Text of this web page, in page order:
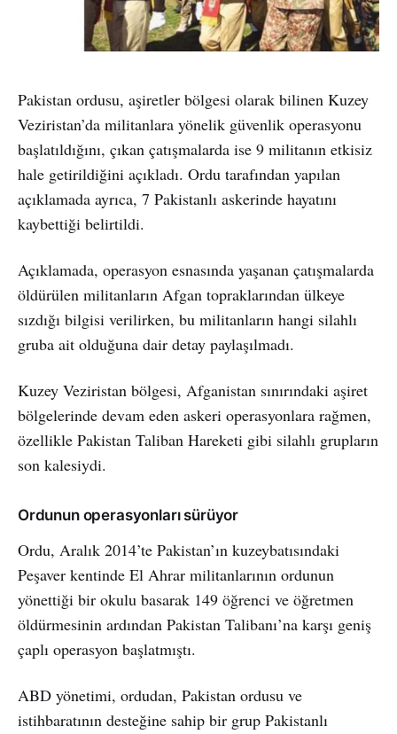
Pakistan ordusu, aşiretler bölgesi olarak bilinen Kuzey
Veziristan’da militanlara yönelik güvenlik operasyonu
başlatıldığını, çıkan çatışmalarda ise 9 militanın etkisiz
hale getirildiğini açıkladı. Ordu tarafından yapılan
açıklamada ayrıca, 7 Pakistanlı askerinde hayatını
kaybettiği belirtildi.
Açıklamada, operasyon esnasında yaşanan çatışmalarda
öldürülen militanların Afgan topraklarından ülkeye
sızdığı bilgisi verilirken, bu militanların hangi silahlı
gruba ait olduğuna dair detay paylaşılmadı.
Kuzey Veziristan bölgesi, Afganistan sınırındaki aşiret
bölgelerinde devam eden askeri operasyonlara rağmen,
özellikle Pakistan Taliban Hareketi gibi silahlı grupların
son kalesiydi.
Ordunun operasyonları sürüyor
Ordu, Aralık 2014’te Pakistan’ın kuzeybatısındaki
Peşaver kentinde El Ahrar militanlarının ordunun
yönettiği bir okulu basarak 149 öğrenci ve öğretmen
öldürmesinin ardından Pakistan Talibanı’na karşı geniş
çaplı operasyon başlatmıştı.
ABD yönetimi, ordudan, Pakistan ordusu ve
istihbaratının desteğine sahip bir grup Pakistanlı